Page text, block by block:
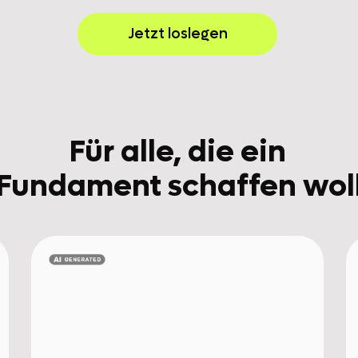
Jetzt loslegen
Für alle, die ein
schaffen